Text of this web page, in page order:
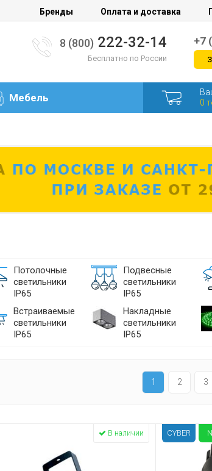
Бренды Оплата и доставка
8 (800) 222-32-14
Бесплатно по России
+7
Мебель
0
Потолочные
светильники
IP65
Подвесные
светильники
IP65
Встраиваемые
светильники
IP65
Накладные
светильники
IP65
1 2 3
В наличии CYBER